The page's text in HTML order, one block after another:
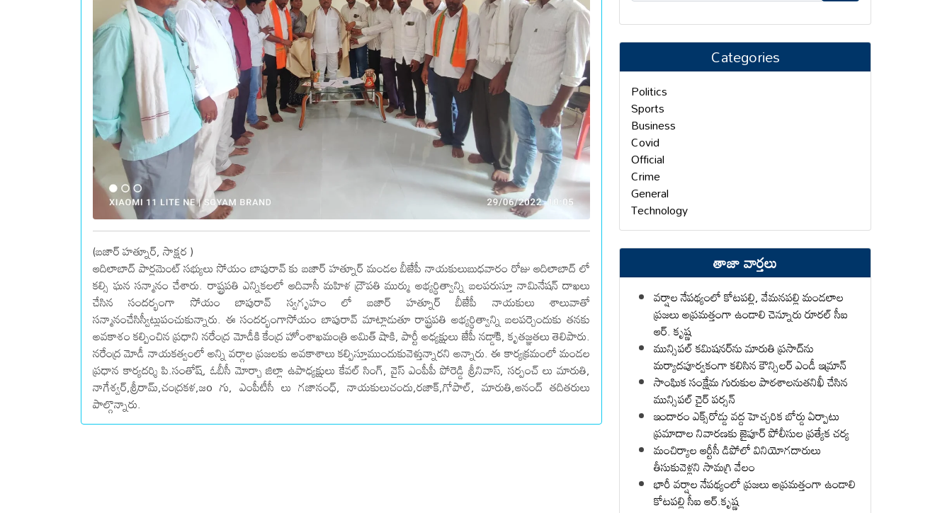
(బజార్ హత్నూర్, సాక్షర )
ఆదిలాబాద్ పార్లమెంట్ సభ్యులు సోయం బాపురావ్ కు బజార్ హత్నూర్ మండల బీజేపీ నాయకులుబుధవారం రోజు ఆదిలాబాద్ లో
కల్సి ఘన సన్మానం చేశారు. రాష్ట్రపతి ఎన్నికలలో ఆదివాసీ మహిళ ద్రౌపతి ముర్ము అభ్యర్థిత్వాన్ని బలపరుస్తూ నామినేషన్ దాఖలు
చేసిన సందర్భంగా సోయం బాపురావ్ స్వగృహం లో బజార్ హత్నూర్ బీజేపీ నాయకులు శాలువాతో
సన్మానంచేసిస్వీట్లుపంచుకున్నారు. ఈ సందర్భంగాసోయం బాపురావ్ మాట్లాడుతూ రాష్ట్రపతి అభ్యర్థిత్వాన్ని బలపర్చెందుకు తనకు
అవకాశం కల్పించిన ప్రధాని నరేంద్ర మోడీకి కేంద్ర హోంశాఖమంత్రి అమిత్ షాకి, పార్టీ అధ్యక్షులు జేపీ నడ్డాికి, కృతజ్ఞతలు తెలిపారు.
నరేంద్ర మోడీ నాయకత్వంలో అన్ని వర్గాల ప్రజలకు అవకాశాలు కల్పిస్తూముందుకువెళ్తున్నారని అన్నారు. ఈ కార్యక్రమంలో మండల
ప్రధాన కార్యదర్శి పి.సంతోష్, ఓబీసీ మోర్చా జిల్లా ఉపాధ్యక్షులు కేవల్ సింగ్, వైస్ ఎంపీపీ పోరెడ్డి శ్రీనివాస్, సర్పంచ్ లు మారుతి,
నాగేశ్వర్,శ్రీరామ్,చంద్రకళ,జo గు, ఎంపీటీసీ లు గజానంధ్, నాయకులుచందు,రజాక్,గోపాల్, మారుతి,ఆనంద్ తదితరులు
పాల్గొన్నారు.
Categories
Politics
Sports
Business
Covid
Official
Crime
General
Technology
తాజా వార్తలు
వర్షాల నేపథ్యంలో కోటపల్లి, వేమనపల్లి మండలాల
ప్రజలు అప్రమత్తంగా ఉండాలి చెన్నూరు రూరల్ సీఐ
ఆర్. కృష్ణ
మున్సిపల్ కమిషనర్‌ను మారుతి ప్రసాద్‌ను
మర్యాదపూర్వకంగా కలిసిన కౌన్సిలర్ ఎండీ ఇమ్రాన్ ​
సాంఘిక సంక్షేమ గురుకుల పాఠశాలనుతనిఖీ చేసిన
మున్సిపల్ చైర్ పర్సన్
ఇందారం ఎక్స్‌రోడ్డు వద్ద హెచ్చరిక బోర్డు ఏర్పాటు
ప్రమాదాల నివారణకు జైపూర్ పోలీసుల ప్రత్యేక చర్య
మంచిర్యాల ఆర్టీసీ డిపోలో వినియోగదారులు
తీసుకువెళ్లని సామగ్రి వేలం
భారీ వర్షాల నేపథ్యంలో ప్రజలు అప్రమత్తంగా ఉండాలి
కోటపల్లి సీఐ ఆర్.కృష్ణ